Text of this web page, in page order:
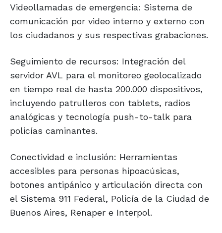
Videollamadas de emergencia: Sistema de
comunicación por video interno y externo con
los ciudadanos y sus respectivas grabaciones.
Seguimiento de recursos: Integración del
servidor AVL para el monitoreo geolocalizado
en tiempo real de hasta 200.000 dispositivos,
incluyendo patrulleros con tablets, radios
analógicas y tecnología push-to-talk para
policías caminantes.
Conectividad e inclusión: Herramientas
accesibles para personas hipoacúsicas,
botones antipánico y articulación directa con
el Sistema 911 Federal, Policía de la Ciudad de
Buenos Aires, Renaper e Interpol.